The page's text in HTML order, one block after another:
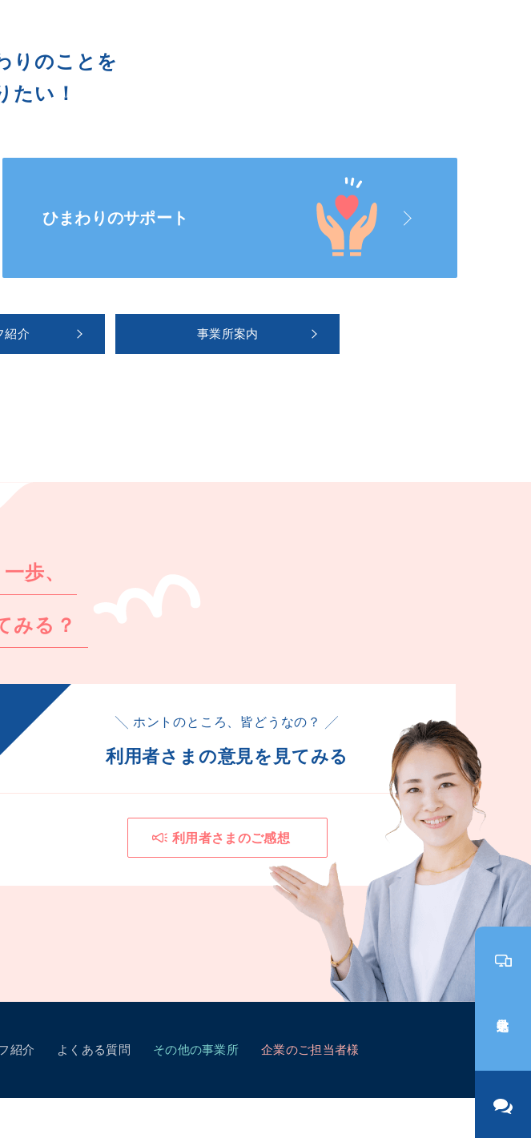
りのことを
たい！
ひまわりのサポート
紹介 事業所案内
歩、
みる？
╲ ホントのところ、皆どうなの？ ╱
利用者さまの意見を見てみる
利用者さまのご感想
紹介 よくある質問 その他の事業所 企業のご担当者様